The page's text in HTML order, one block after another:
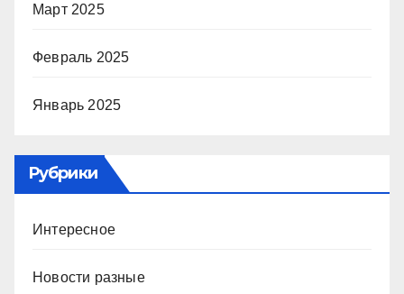
Март 2025
Февраль 2025
Январь 2025
Рубрики
Интересное
Новости разные